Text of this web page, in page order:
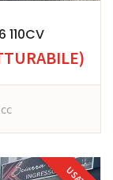
110CV